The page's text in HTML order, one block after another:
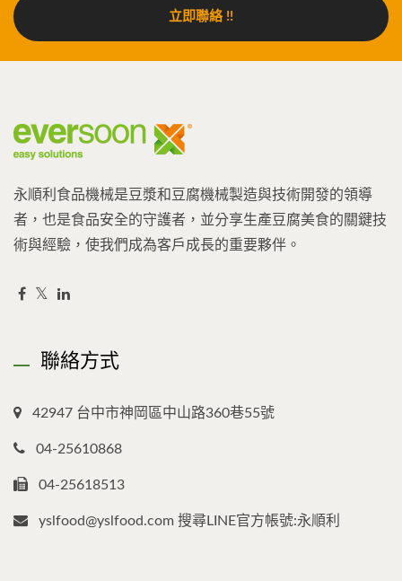
立即聯絡 !!
永順利食品機械是豆漿和豆腐機械製造與技術開發的領導
者，也是食品安全的守護者，並分享生產豆腐美食的關鍵技
術與經驗，使我們成為客戶成長的重要夥伴。
聯絡方式
42947 台中市神岡區中山路360巷55號
04-25610868
04-25618513
yslfood@yslfood.com 搜尋LINE官方帳號:永順利